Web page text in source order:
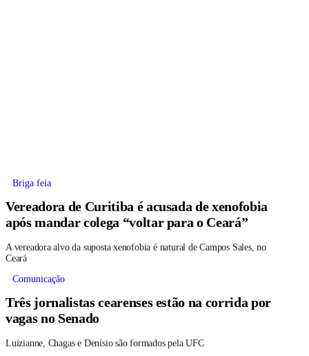
Briga feia
Vereadora de Curitiba é acusada de xenofobia
após mandar colega “voltar para o Ceará”
A vereadora alvo da suposta xenofobia é natural de Campos Sales, no
Ceará
Comunicação
Três jornalistas cearenses estão na corrida por
vagas no Senado
Luizianne, Chagas e Denísio são formados pela UFC